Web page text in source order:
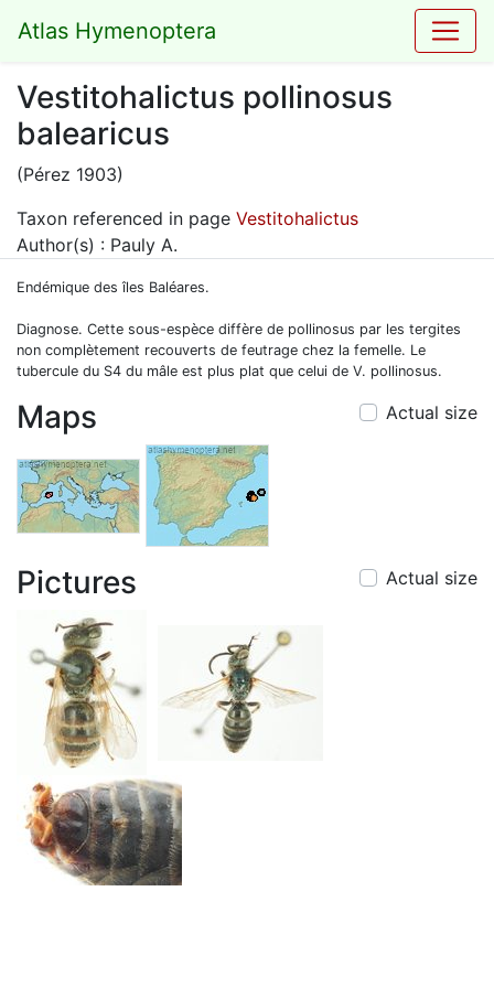
Atlas Hymenoptera
Vestitohalictus pollinosus
balearicus
(Pérez 1903)
Taxon referenced in page Vestitohalictus
Author(s) : Pauly A.
Endémique des îles Baléares.
Diagnose. Cette sous-espèce diffère de pollinosus par les tergites
non complètement recouverts de feutrage chez la femelle. Le
tubercule du S4 du mâle est plus plat que celui de V. pollinosus.
Maps Actual size
Pictures Actual size